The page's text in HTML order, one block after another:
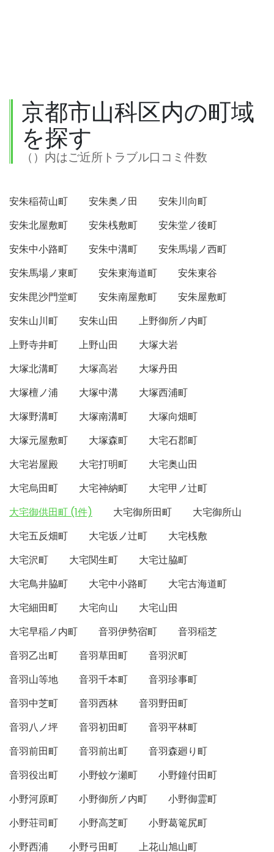
京都市山科区内の町域
を探す
（）内はご近所トラブル口コミ件数
安朱稲荷山町 安朱奥ノ田
安朱川向町
安朱北屋敷町
安朱桟敷町
安朱堂ノ後町
安朱中小路町
安朱中溝町
安朱馬場ノ西町
安朱馬場ノ東町
安朱東海道町
安朱東谷
安朱毘沙門堂町
安朱南屋敷町
安朱屋敷町
安朱山川町
安朱山田
上野御所ノ内町
上野寺井町
上野山田
大塚大岩
大塚北溝町
大塚高岩
大塚丹田
大塚檀ノ浦
大塚中溝
大塚西浦町
大塚野溝町
大塚南溝町
大塚向畑町
大塚元屋敷町
大塚森町
大宅石郡町
大宅岩屋殿
大宅打明町
大宅奥山田
大宅烏田町
大宅神納町
大宅甲ノ辻町
大宅御供田町 (1件)
大宅御所田町
大宅御所山
大宅五反畑町
大宅坂ノ辻町
大宅桟敷
大宅沢町
大宅関生町
大宅辻脇町
大宅鳥井脇町
大宅中小路町
大宅古海道町
大宅細田町
大宅向山
大宅山田
大宅早稲ノ内町
音羽伊勢宿町
音羽稲芝
音羽乙出町
音羽草田町
音羽沢町
音羽山等地
音羽千本町
音羽珍事町
音羽中芝町
音羽西林
音羽野田町
音羽八ノ坪
音羽初田町
音羽平林町
音羽前田町
音羽前出町
音羽森廻り町
音羽役出町
小野蚊ケ瀬町
小野鐘付田町
小野河原町
小野御所ノ内町
小野御霊町
小野荘司町
小野高芝町
小野葛篭尻町
小野西浦
小野弓田町 上花山旭山町